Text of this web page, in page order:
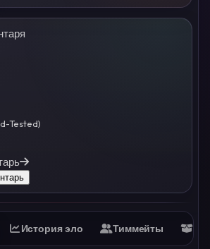
Tested)
История эло Тиммейты